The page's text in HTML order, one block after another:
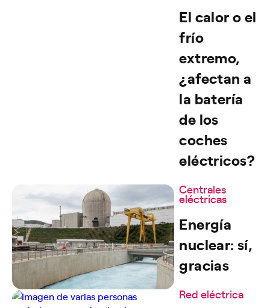
El calor o el
frío
extremo,
¿afectan a
la batería
de los
coches
eléctricos?
Centrales
eléctricas
Energía
nuclear: sí,
gracias
Red eléctrica